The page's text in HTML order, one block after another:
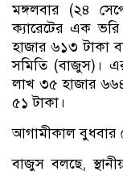
মঙ্গলবার (২৪
ক্যারেটের এক
হাজার ৬১৩ টাকা
সমিতি (বাজুস)।
লাখ ৩৫ হাজার
৫১ টাকা।
আগামীকাল বুধবার
বাজুস বলছে,